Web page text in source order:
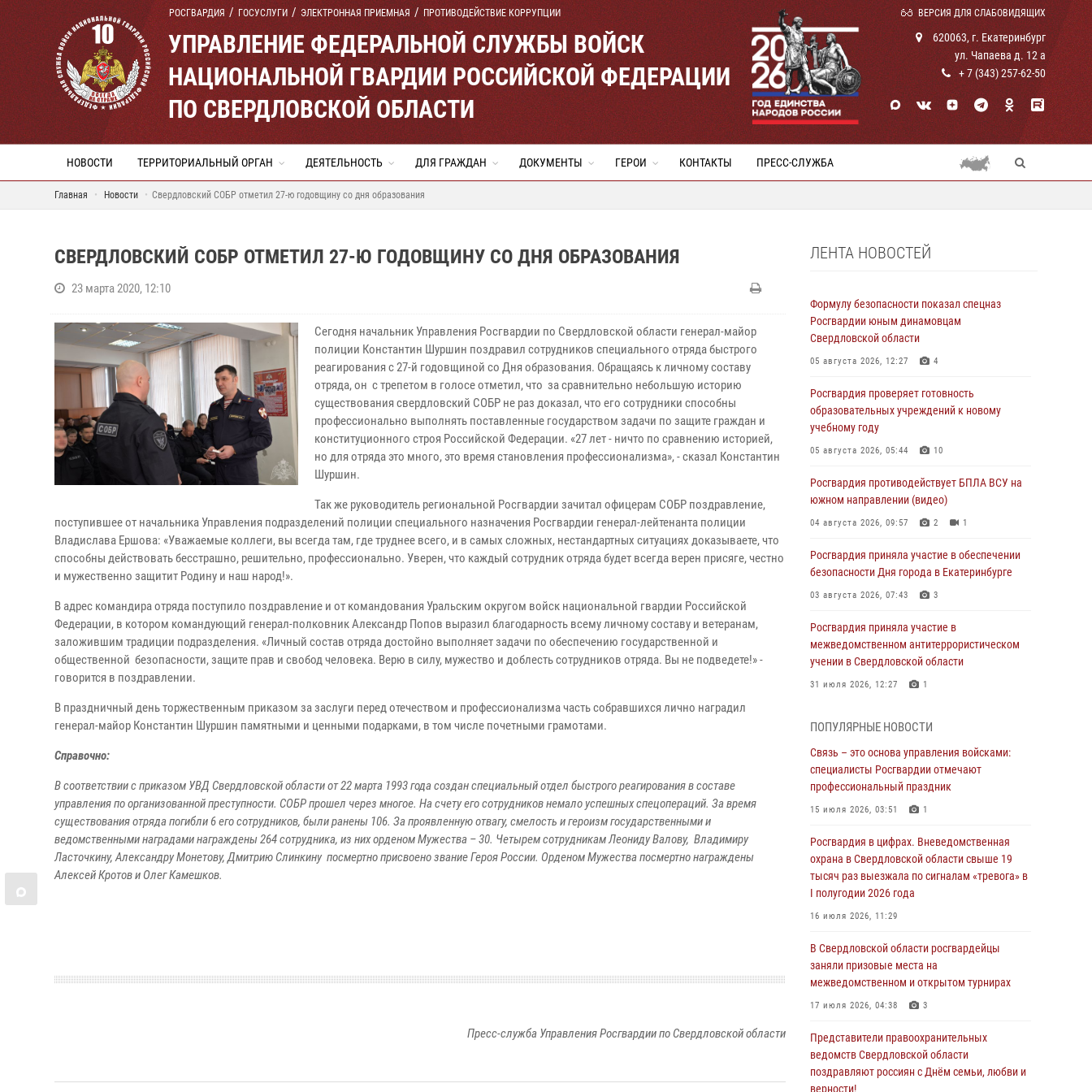
РОСГВАРДИЯ ГОСУСЛУГИ ЭЛЕКТРОННАЯ ПРИЕМНАЯ ПРОТИВОДЕЙСТВИЕ КОРРУПЦИИ ВЕРСИЯ ДЛЯ СЛАБОВИДЯЩИХ
УПРАВЛЕНИЕ ФЕДЕРАЛЬНОЙ СЛУЖБЫ ВОЙСК
НАЦИОНАЛЬНОЙ ГВАРДИИ РОССИЙСКОЙ ФЕДЕРАЦИИ
ПО СВЕРДЛОВСКОЙ ОБЛАСТИ
620063, г. Екатеринбург
ул. Чапаева д. 12 а
+ 7 (343) 257-62-50
НОВОСТИ ТЕРРИТОРИАЛЬНЫЙ ОРГАН ДЕЯТЕЛЬНОСТЬ ДЛЯ ГРАЖДАН ДОКУМЕНТЫ ГЕРОИ КОНТАКТЫ ПРЕСС-СЛУЖБА
Главная Новости Свердловский СОБР отметил 27-ю годовщину со дня образования
СВЕРДЛОВСКИЙ СОБР ОТМЕТИЛ 27-Ю ГОДОВЩИНУ СО ДНЯ ОБРАЗОВАНИЯ
23 марта 2020, 12:10
Сегодня начальник Управления Росгвардии по Свердловской области генерал-майор
полиции Константин Шуршин поздравил сотрудников специального отряда быстрого
реагирования с 27-й годовщиной со Дня образования. Обращаясь к личному составу
отряда, он с трепетом в голосе отметил, что за сравнительно небольшую историю
существования свердловский СОБР не раз доказал, что его сотрудники способны
профессионально выполнять поставленные государством задачи по защите граждан и
конституционного строя Российской Федерации. «27 лет - ничто по сравнению историей,
но для отряда это много, это время становления профессионализма», - сказал Константин
Шуршин.
Так же руководитель региональной Росгвардии зачитал офицерам СОБР поздравление,
поступившее от начальника Управления подразделений полиции специального назначения Росгвардии генерал-лейтенанта полиции
Владислава Ершова: «Уважаемые коллеги, вы всегда там, где труднее всего, и в самых сложных, нестандартных ситуациях доказываете, что
способны действовать бесстрашно, решительно, профессионально. Уверен, что каждый сотрудник отряда будет всегда верен присяге, честно
и мужественно защитит Родину и наш народ!».
В адрес командира отряда поступило поздравление и от командования Уральским округом войск национальной гвардии Российской
Федерации, в котором командующий генерал-полковник Александр Попов выразил благодарность всему личному составу и ветеранам,
заложившим традиции подразделения. «Личный состав отряда достойно выполняет задачи по обеспечению государственной и
общественной безопасности, защите прав и свобод человека. Верю в силу, мужество и доблесть сотрудников отряда. Вы не подведете!» -
говорится в поздравлении.
В праздничный день торжественным приказом за заслуги перед отечеством и профессионализма часть собравшихся лично наградил
генерал-майор Константин Шуршин памятными и ценными подарками, в том числе почетными грамотами.
Справочно:
В соответствии с приказом УВД Свердловской области от 22 марта 1993 года создан специальный отдел быстрого реагирования в составе
управления по организованной преступности. СОБР прошел через многое. На счету его сотрудников немало успешных спецопераций. За время
существования отряда погибли 6 его сотрудников, были ранены 106. За проявленную отвагу, смелость и героизм государственными и
ведомственными наградами награждены 264 сотрудника, из них орденом Мужества – 30. Четырем сотрудникам Леониду Валову, Владимиру
Ласточкину, Александру Монетову, Дмитрию Слинкину посмертно присвоено звание Героя России. Орденом Мужества посмертно награждены
Алексей Кротов и Олег Камешков.
Пресс-служба Управления Росгвардии по Свердловской области
ЛЕНТА НОВОСТЕЙ
Формулу безопасности показал спецназ
Росгвардии юным динамовцам
Свердловской области
05 августа 2026, 12:27 4
Росгвардия проверяет готовность
образовательных учреждений к новому
учебному году
05 августа 2026, 05:44 10
Росгвардия противодействует БПЛА ВСУ на
южном направлении (видео)
04 августа 2026, 09:57 2 1
Росгвардия приняла участие в обеспечении
безопасности Дня города в Екатеринбурге
03 августа 2026, 07:43 3
Росгвардия приняла участие в
межведомственном антитеррористическом
учении в Свердловской области
31 июля 2026, 12:27 1
граждан на южном направлении
31 июля 2026, 06:56 1
Представитель Управления Росгвардии по
Свердловской области рассказал об итогах
телекомпании «Телекон»
30 июля 2026, 11:33 1
В Свердловской области росгвардейцы стали
призерами спартакиады «Динамо» памяти
29 июля 2026, 12:30 6
Православные священники поддержали
росгвардейцев в зоне СВО
Свердловские росгвардейцы завоевали
медали на окружном чемпионате по
ПОПУЛЯРНЫЕ НОВОСТИ
Связь – это основа управления войсками:
специалисты Росгвардии отмечают
профессиональный праздник
15 июля 2026, 03:51 1
Росгвардия в цифрах. Вневедомственная
охрана в Свердловской области свыше 19
тысяч раз выезжала по сигналам «тревога» в
I полугодии 2026 года
16 июля 2026, 11:29
В Свердловской области росгвардейцы
заняли призовые места на
межведомственном и открытом турнирах
17 июля 2026, 04:38 3
Представители правоохранительных
ведомств Свердловской области
поздравляют россиян с Днём семьи, любви и
верности!